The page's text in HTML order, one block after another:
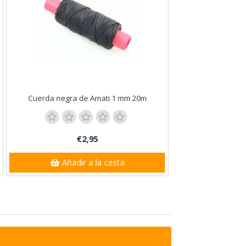
Cuerda negra de Amati 1 mm 20m
€2,95
Añadir a la cesta